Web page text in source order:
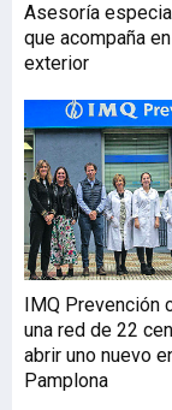
Asesoría
que acompaña
exterior
IMQ Prevención
una red de 22
abrir uno nuevo
Pamplona